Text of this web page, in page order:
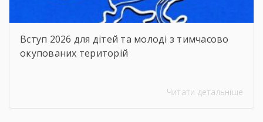
Вступ 2026 для дітей та молоді з тимчасово
окупованих територій
Читати детальніше